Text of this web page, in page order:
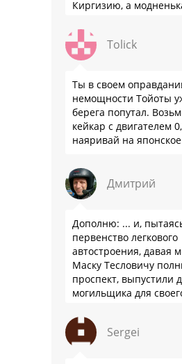
Киргизию, а
Tolick
Ты в своем
немощности Тойоты
берега попутал.
кейкар с двигателем
наяривай на
Дмитрий
Дополню: ... и,
первенство легкового
автостроения, давая
Маску Тесловичу
проспект, выпустили
могильщика для
Sergei